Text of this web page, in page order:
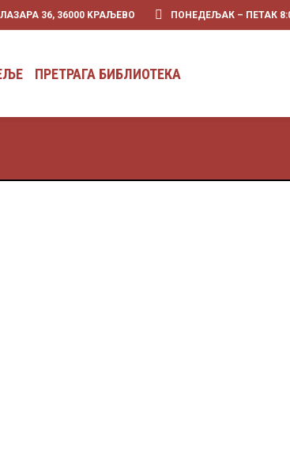
36, 36000 KРАЉЕВО ПОНЕДЕЉАК – ПЕТАК
ПРЕТРАГА БИБЛИОТЕКА
ПОВЕЉЕ ПРЕТРАГА БИБЛИОТЕКА